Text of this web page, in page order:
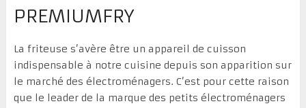
PREMIUMFRY
La friteuse s’avère être un appareil de cuisson
indispensable à notre cuisine depuis son apparition sur
le marché des électroménagers. C’est pour cette raison
que le leader de la marque des petits électroménagers